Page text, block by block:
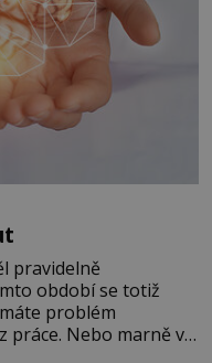
pravidelně
období se totiž
problém
práce. Nebo marně v